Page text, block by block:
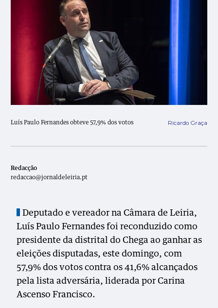
Luís Paulo Fernandes obteve 57,9% dos votos Ricardo Graça
Redacção
redaccao@jornaldeleiria.pt
Deputado e vereador na Câmara de Leiria,
Luís Paulo Fernandes foi reconduzido como
presidente da distrital do Chega ao ganhar as
eleições disputadas, este domingo, com
57,9% dos votos contra os 41,6% alcançados
pela lista adversária, liderada por Carina
Ascenso Francisco.